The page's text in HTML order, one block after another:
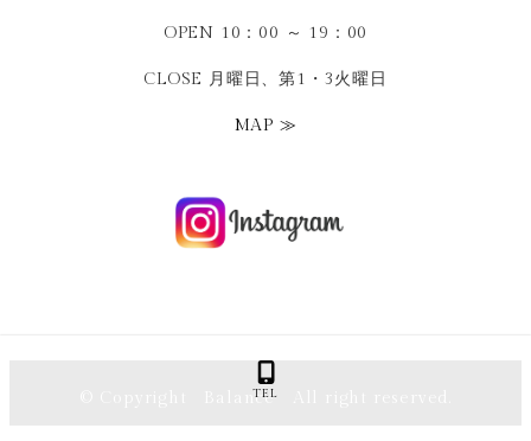
OPEN 10：00 ～ 19：00
CLOSE 月曜日、第1・3火曜日
MAP ≫
© Copyright Balance All right reserved.
TEL